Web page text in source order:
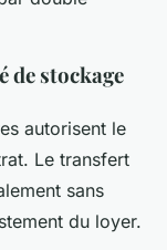
de stockage
autorisent le
Le transfert
sans
du loyer.